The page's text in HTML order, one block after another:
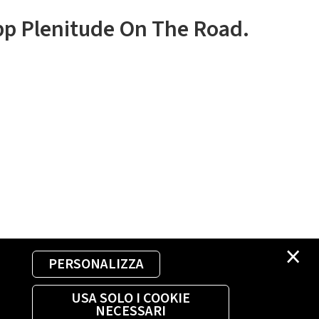
×
PERSONALIZZA
USA SOLO I COOKIE
NECESSARI
Plenitude On The Road.